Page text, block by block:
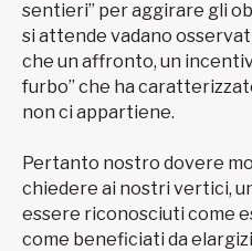
sentieri” per aggirare gli
si attende vadano
che un affronto, un
furbo” che ha
non ci appartiene.
Pertanto nostro dovere
chiedere ai nostri vertici,
essere riconosciuti come
come beneficiati da